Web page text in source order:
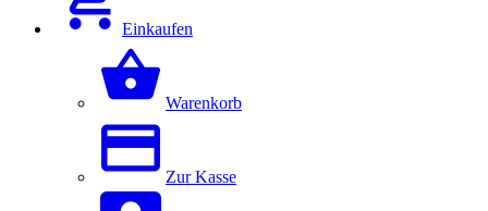
Einkaufen
Warenkorb
Zur Kasse